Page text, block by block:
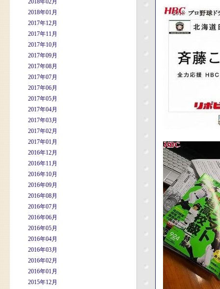
2018年02月
2018年01月
2017年12月
2017年11月
2017年10月
2017年09月
2017年08月
2017年07月
2017年06月
2017年05月
2017年04月
2017年03月
2017年02月
2017年01月
2016年12月
2016年11月
2016年10月
2016年09月
2016年08月
2016年07月
2016年06月
2016年05月
2016年04月
2016年03月
2016年02月
2016年01月
2015年12月